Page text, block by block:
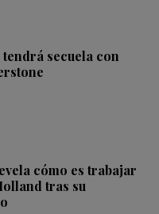
tendrá secuela con
cómo es trabajar
tras su